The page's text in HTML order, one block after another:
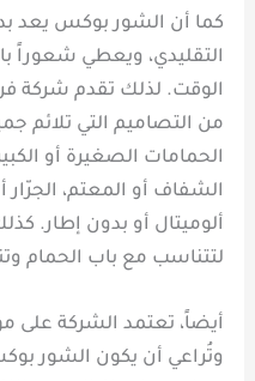
كما أن الشور بوكس يعد
التقليدي، ويعطي شعوراً
الوقت. لذلك تقدم شركة
من التصاميم التي تلائم
الحمامات الصغيرة أو
الشفاف أو المعتم،
ألوميتال أو بدون إطار.
لتتناسب مع باب الحمام
أيضاً، تعتمد الشركة على
وتُراعي أن يكون الشور